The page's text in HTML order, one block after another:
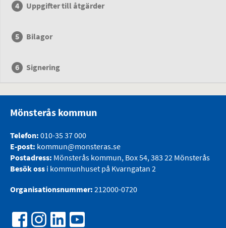
Uppgifter till åtgärder
Bilagor
Signering
Mönsterås kommun
Telefon: 010-35 37 000
E-post: kommun@monsteras.se
Postadress: Mönsterås kommun, Box 54, 383 22 Mönsterås
Besök oss i kommunhuset på Kvarngatan 2
Organisationsnummer: 212000-0720